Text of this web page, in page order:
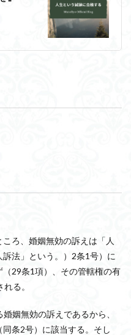
ろ、婚姻無効の訴えは「人
法」という。）2条1号）に
29条1項）、その管轄権の有
る。
姻無効の訴えであるから、
同条2号）に該当する。そし